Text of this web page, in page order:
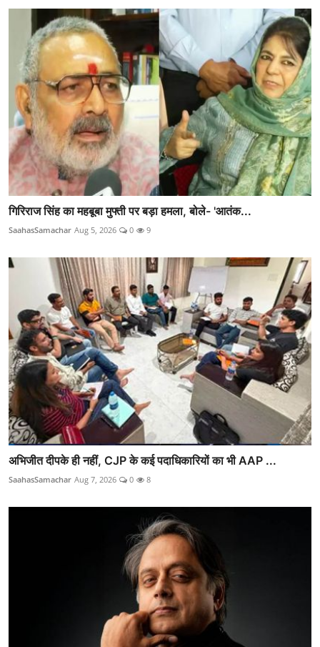
गिरिराज सिंह का महबूबा मुफ्ती पर बड़ा हमला, बोले- 'आतंक...
SaahasSamachar Aug 5, 2026 0 9
अभिजीत दीपके ही नहीं, CJP के कई पदाधिकारियों का भी AAP ...
SaahasSamachar Aug 7, 2026 0 8